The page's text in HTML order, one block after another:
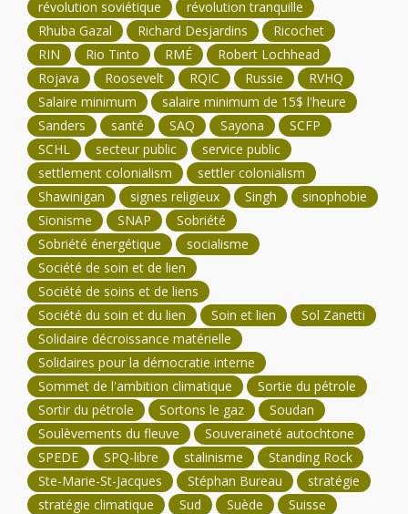
révolution soviétique
révolution tranquille
Rhuba Gazal
Richard Desjardins
Ricochet
RIN
Rio Tinto RMÉ
Robert Lochhead
Rojava
Roosevelt RQIC Russie
RVHQ
Salaire minimum
salaire minimum de 15$ l'heure
Sanders
santé SAQ Sayona
SCFP
SCHL
secteur public
service public
settlement colonialism
settler colonialism
Shawinigan
signes religieux Singh
sinophobie
Sionisme
SNAP
Sobriété
Sobriété énergétique
socialisme
Société de soin et de lien
Société de soins et de liens
Société du soin et du lien
Soin et lien
Sol Zanetti
Solidaire décroissance matérielle
Solidaires pour la démocratie interne
Sommet de l'ambition climatique
Sortie du pétrole
Sortir du pétrole
Sortons le gaz
Soudan
Soulèvements du fleuve
Souveraineté autochtone
SPEDE
SPQ-libre stalinisme
Standing Rock
Ste-Marie-St-Jacques
Stéphan Bureau
stratégie
stratégie climatique
Sud Suède
Suisse